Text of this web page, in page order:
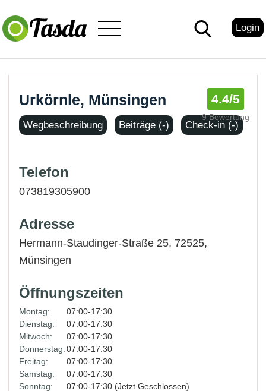
Login
Urkörnle, Münsingen 4.4/5
9 Bewertung
Wegbeschreibung Beiträge (-) Check-in (-)
Telefon
073819305900
Adresse
Hermann-Staudinger-Straße 25, 72525,
Münsingen
Öffnungszeiten
Montag:
07:00-17:30
Dienstag:
07:00-17:30
Mitwoch:
07:00-17:30
Donnerstag: 07:00-17:30
Freitag:
07:00-17:30
Samstag:
07:00-17:30
Sonntag:
07:00-17:30 (Jetzt Geschlossen)